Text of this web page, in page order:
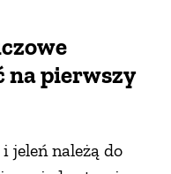
na pierwszy
jeleń należą do